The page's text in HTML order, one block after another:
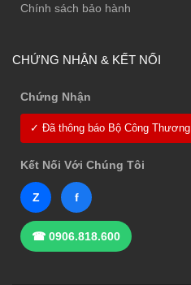
Chính sách bảo hành
CHỨNG NHẬN & KẾT NỐI
Chứng Nhận
✓ Đã thông báo Bộ Công Thương
Kết Nối Với Chúng Tôi
Z f
☎ 0906.818.600